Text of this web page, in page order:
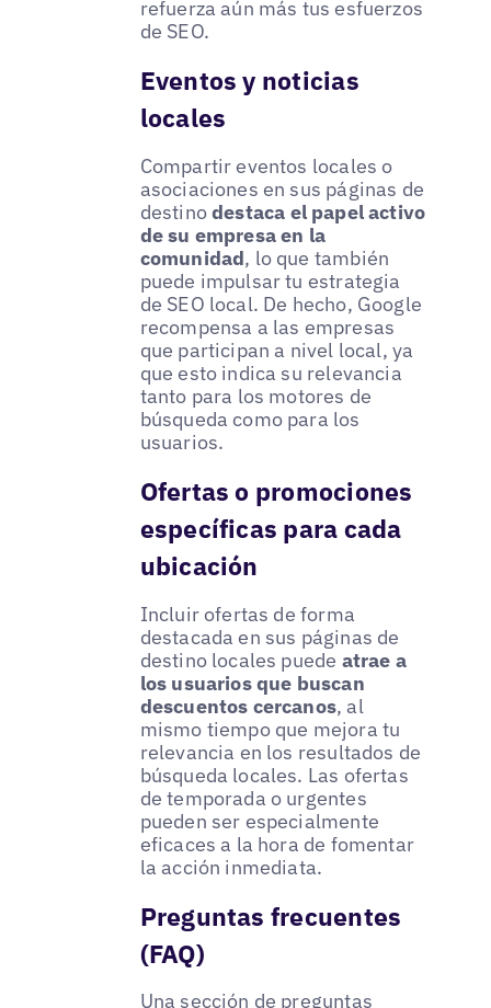
refuerza aún más tus esfuerzos
de SEO.
Eventos y noticias
locales
Compartir eventos locales o
asociaciones en sus páginas de
destinodestaca el papel activo
de su empresa en la
comunidad, lo que también
puede impulsar tu estrategia
de SEO local. De hecho, Google
recompensa a las empresas
que participan a nivel local, ya
que esto indica su relevancia
tanto para los motores de
búsqueda como para los
usuarios.
Ofertas o promociones
específicas para cada
ubicación
Incluir ofertas de forma
destacada en sus páginas de
destino locales puede atrae a
los usuarios que buscan
descuentos cercanos, al
mismo tiempo que mejora tu
relevancia en los resultados de
búsqueda locales. Las ofertas
de temporada o urgentes
pueden ser especialmente
eficaces a la hora de fomentar
la acción inmediata.
Preguntas frecuentes
(FAQ)
Una sección de preguntas